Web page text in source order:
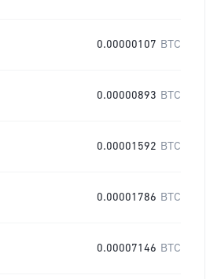
0.00000107 BTC
0.00000893 BTC
0.00001592 BTC
0.00001786 BTC
0.00007146 BTC